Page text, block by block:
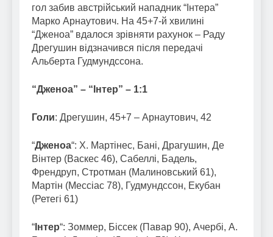
гол забив австрійський нападник “Інтера”
Марко Арнаутович. На 45+7-й хвилині
“Дженоа” вдалося зрівняти рахунок – Раду
Дрегушин відзначився після передачі
Альберта Гудмундссона.
“Дженоа” – “Інтер” – 1:1
Голи: Дрегушин, 45+7 – Арнаутович, 42
“Дженоа“: Х. Мартінес, Бані, Драгушин, Де
Вінтер (Васкес 46), Сабеллі, Бадель,
Френдруп, Стротман (Малиновський 61),
Мартін (Мессіас 78), Гудмундссон, Екубан
(Ретегі 61)
“ Інтер“: Зоммер, Біссек (Павар 90), Ачербі, А.